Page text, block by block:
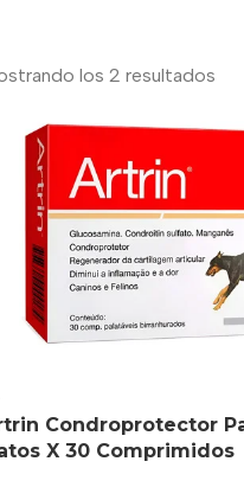
los 2 resultados
Condroprotector
X 30 Comprimidos